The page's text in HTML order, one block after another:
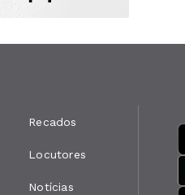
Recados
Locutores
Notícias